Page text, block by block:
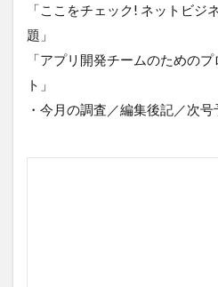
「ここをチェック! ネットビジ
題」
「アプリ開発チームのための
ト」
・今月の調査／編集後記／次号